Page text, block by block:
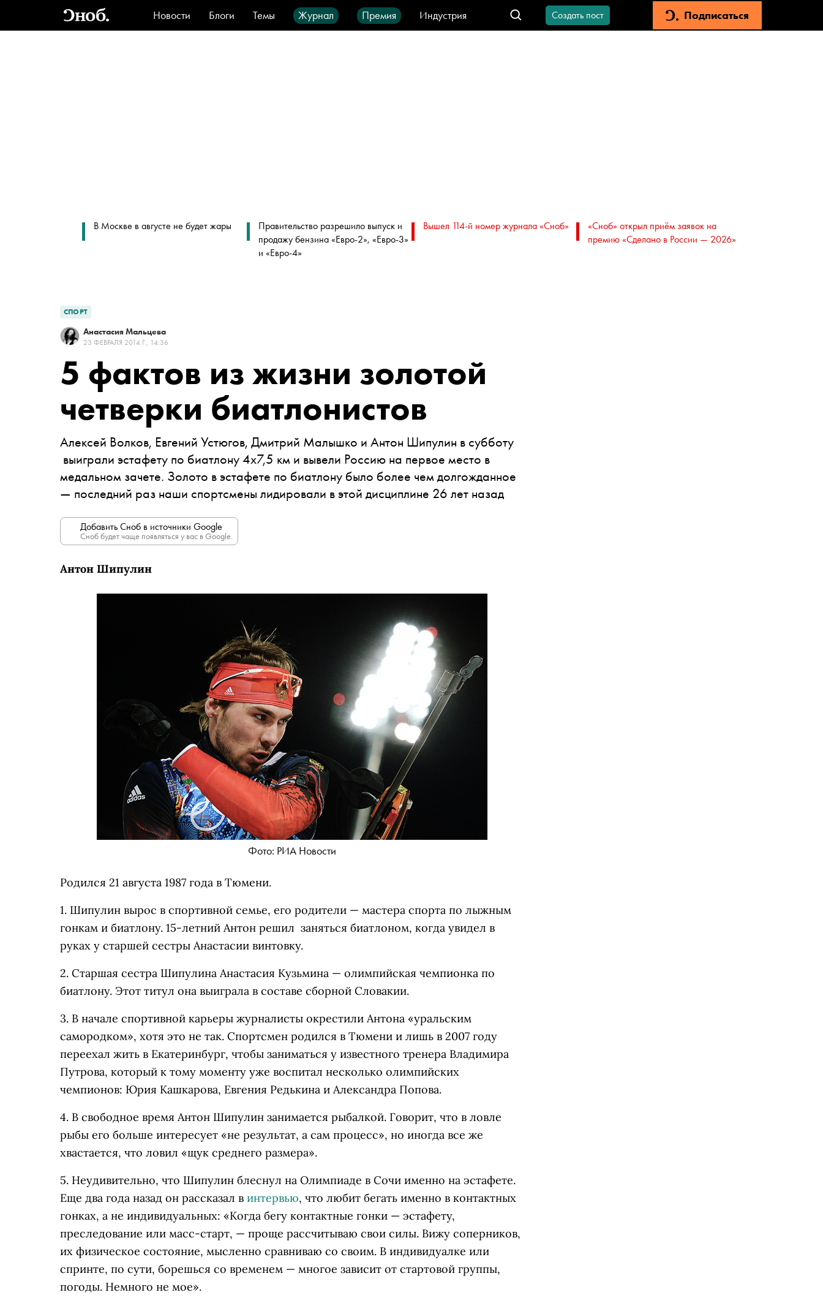
Новости Блоги Темы Журнал Премия
Индустрия
Стиль
Видео Город IT-продукты
Создать пост Подписаться
В Москве в августе не будет жары
Правительство разрешило выпуск и
продажу бензина «Евро-2», «Евро-3»
и «Евро-4»
Вышел 114-й номер журнала «Сноб»
«Сноб» открыл приём заявок на
премию «Сделано в России — 2026»
СПОРТ
Анастасия Мальцева
23 ФЕВРАЛЯ 2014 Г., 14:36
5 фактов из жизни золотой
четверки биатлонистов
Алексей Волков, Евгений Устюгов, Дмитрий Малышко и Антон Шипулин в субботу
выиграли эстафету по биатлону 4х7,5 км и вывели Россию на первое место в
медальном зачете. Золото в эстафете по биатлону было более чем долгожданное
— последний раз наши спортсмены лидировали в этой дисциплине 26 лет назад
Добавить Сноб в источники Google
Сноб будет чаще появляться у вас в Google.
Антон Шипулин
Фото: РИА Новости
Родился 21 августа 1987 года в Тюмени.
1. Шипулин вырос в спортивной семье, его родители — мастера спорта по лыжным
гонкам и биатлону. 15-летний Антон решил заняться биатлоном, когда увидел в
руках у старшей сестры Анастасии винтовку.
2. Старшая сестра Шипулина Анастасия Кузьмина — олимпийская чемпионка по
биатлону. Этот титул она выиграла в составе сборной Словакии.
3. В начале спортивной карьеры журналисты окрестили Антона «уральским
самородком», хотя это не так. Спортсмен родился в Тюмени и лишь в 2007 году
переехал жить в Екатеринбург, чтобы заниматься у известного тренера Владимира
Путрова, который к тому моменту уже воспитал несколько олимпийских
чемпионов: Юрия Кашкарова, Евгения Редькина и Александра Попова.
4. В свободное время Антон Шипулин занимается рыбалкой. Говорит, что в ловле
рыбы его больше интересует «не результат, а сам процесс», но иногда все же
хвастается, что ловил «щук среднего размера».
5. Неудивительно, что Шипулин блеснул на Олимпиаде в Сочи именно на эстафете.
Еще два года назад он рассказал в интервью, что любит бегать именно в контактных
гонках, а не индивидуальных: «Когда бегу контактные гонки — эстафету,
преследование или масс-старт, — проще рассчитываю свои силы. Вижу соперников,
их физическое состояние, мысленно сравниваю со своим. В индивидуалке или
спринте, по сути, борешься со временем — многое зависит от стартовой группы,
погоды. Немного не мое».